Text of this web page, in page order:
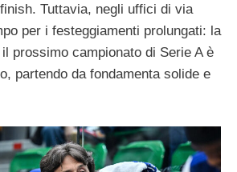
Tuttavia, negli uffici di via
per i festeggiamenti prolungati: la
prossimo campionato di Serie A è
partendo da fondamenta solide e